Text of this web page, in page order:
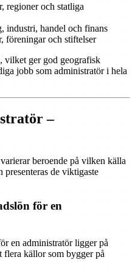
regioner och statliga
industri, handel och finans
föreningar och stiftelser
vilket ger god geografisk
jobb som administratör i hela
–
beroende på vilken källa
de viktigaste
för en
en administratör ligger på
källor som bygger på